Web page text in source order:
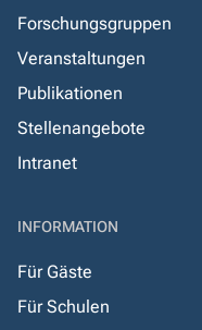
Forschungsgruppen
Veranstaltungen
Publikationen
Stellenangebote
Intranet
INFORMATION
Für Gäste
Für Schulen